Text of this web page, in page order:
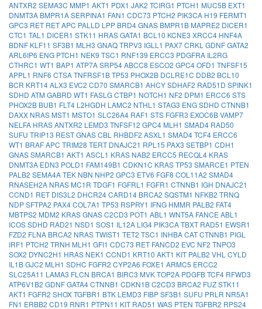
ANTXR2 SEMA3C MMP1 AKT1 PDX1 JAK2 TCIRG1 PTCH1 MUC5B EXT1
DNMT3A BMPR1ASERPINA1 FAN1 CDC73 PTCH2 PIK3CA H19 FERMT1
GPC3 RET RETAPC PALLD LPP BRD4GNAS BMPR1B MAPRE2 DICER1
CTC1 TAL1 DICER1 STK11 HRASGATA1 BCL10 KCNE3 XRCC4 HNF4A
BDNF KLF11 SF3B1 MLH3 GNAQTRPV3 IGLL1 PAX7CRKL GDNFGATA2
ARL6IP6 ENG PTCH1 NEK9 TSC1 RNF139 ERCC3 PDGFRA IL2RG
CTHRC1 WT1 BAP1 ATP7ASRP54ABCC8 ESCO2 GPC4OFD1 TNFSF15
APPL1 RNF6 CTSATNFRSF1BTP53 PHOX2B DCLRE1C DDB2 BCL10
BCR KRT14ALX3 EVC2 CD70 SMARCB1 AHCYSDHAF2 RAD51D SPINK1
SDHD ATM GABRD WT1 FASLGCTBP1 NOTCH1 NF2 DPM1 ERCC6 STS
PHOX2B BUB1 FLT4 L2HGDH LAMC2 NTHL1 STAG3 ENGSDHD CTNNB1
DAXX NRAS MST1 MSTO1 SLC26A4 RAF1 STS FGFR3 EXOC6BVAMP7
NELFA HRASANTXR2 LEMD3 TNFSF12 GPC4 MLH1 SMAD4 RAD50
SUFU TRIP13 RESTGNASCBL RHBDF2 ASXL1 SMAD4TCF4 ERCC6
WT1 BRAFAPC TRIM28 TERT DNAJC21 RPL15 PAX3 SETBP1 CDH1
GNASSMARCB1 AKT1 ASCL1 KRAS NAB2 ERCC5 RECQL4 KRAS
DNMT3A EDN3 POLD1 FAM149B1 CDKN1C KRASTP53 SMARCE1 PTEN
PALB2 SEMA4ATEK NBN NHP2 GPC3 ETV6 FGF8 COL11A2 SMAD4
RNASEH2A NRAS MC1R TDGF1 FGFRL1 FGFR1 CTNNB1 IGH DNAJC21
CCND1 RET DIS3L2 DHCR24CARD14 BRCA2 SQSTM1 NFKB2 TRNQ
NDPSFTPA2 PAX4COL7A1 TP53 RSPRY1 IFNG HMMR PALB2 FAT4
MBTPS2 MDM2 KRASGNASC2CD3 POT1 ABL1 WNT5A FANCE ABL1
ICOSSDHD RAD21 NSD1 SOS1 IL12A LIG4 PIK3CATBXT RAD51 EWSR1
FZD2 FLNA BRCA2 NRASTWIST1 TET2 TSC1 INHBACATCTNNB1 PIGL
IRF1 PTCH2 TRNH MLH1 GFI1 CDC73 RET FANCD2 EVC NF2 TNPO3
SOX2 DYNC2H1 HRAS NEK1 CCND1 KRT10 AKT1 KIT PALB2 VHL CYLD
IL1BGJC2 MLH1 SDHC FGFR2 CYP2A6 FOXE1 ARMC5 ERCC2
SLC25A11 LAMA3 FLCN BRCA1 BIRC3 MVKTOP2A PDGFBTCF4 RFWD3
ATP6V1B2 GDNFGATA4CTNNB1 CDKN1BC2CD3 BRCA2 FUZSTK11
AKT1 FGFR2 SHOXTGFBR1 BTK LEMD3 FIBPSF3B1 SUFU PRLR NR5A1
FN1 ERBB2 CD19 RNR1 PTPN11 KIT RAD51 WAS PTEN TGFBR2 RPS24